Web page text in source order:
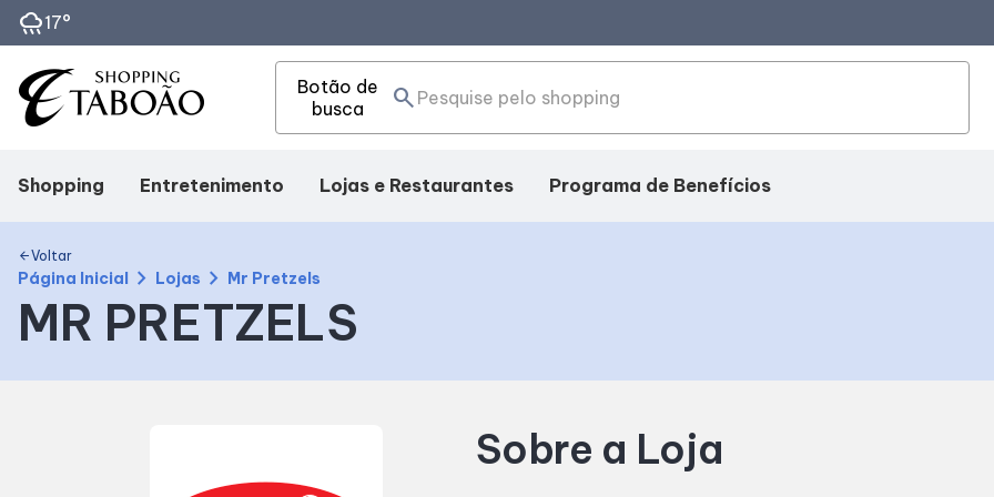
rainy17°
Botão de
busca
search
Shopping
Mapa interno
Facilidades
Como Chegar
Entretenimento
Eventos
Fique por Dentro
Lojas e Restaurantes
Alimentação
Delivery
Programa de Benefícios
arrow_backVoltar
Página Inicial chevron_right Lojas chevron_right Mr Pretzels
MR PRETZELS
Sobre a Loja